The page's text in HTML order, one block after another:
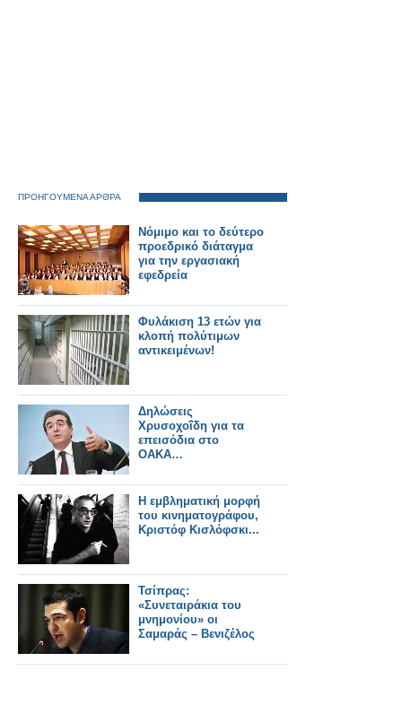
ΠΡΟΗΓΟΥΜΕΝΑ ΑΡΘΡΑ
Νόμιμο και το δεύτερο
προεδρικό διάταγμα
για την εργασιακή
εφεδρεία
Φυλάκιση 13 ετών για
κλοπή πολύτιμων
αντικειμένων!
Δηλώσεις
Χρυσοχοΐδη για τα
επεισόδια στο
ΟΑΚΑ…
Η εμβληματική μορφή
του κινηματογράφου,
Κριστόφ Κισλόφσκι...
Τσίπρας:
«Συνεταιράκια του
μνημονίου» οι
Σαμαράς – Βενιζέλος